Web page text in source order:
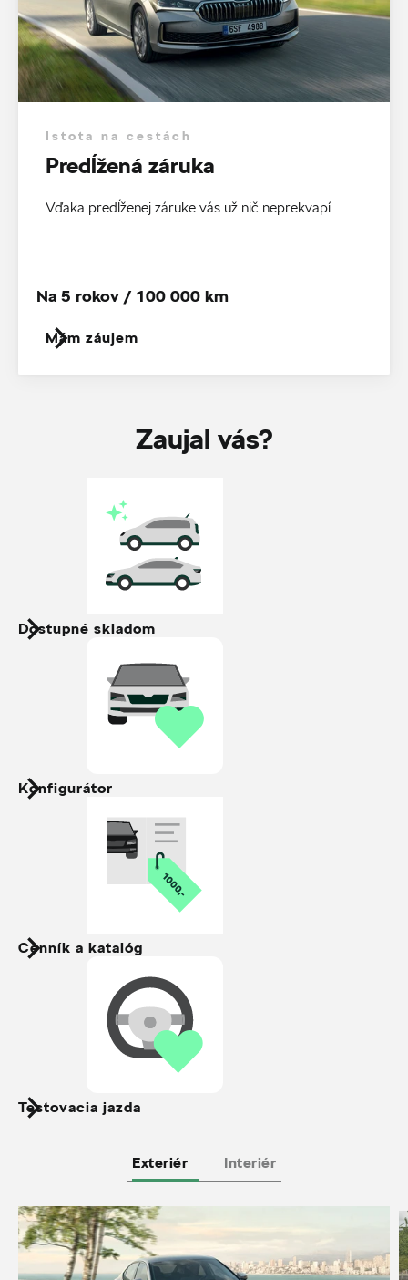
Istota na cestách
Predĺžená záruka
Vďaka predĺženej záruke vás už nič neprekvapí.
Mám záujem
Na 5 rokov / 100 000 km
Zaujal vás?
Dostupné skladom
Konfigurátor
Cenník a katalóg
Testovacia jazda
Exteriér Interiér